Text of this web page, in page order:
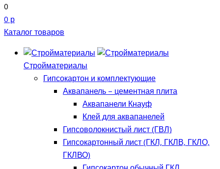
0
0 р
Каталог товаров
Стройматериалы
Гипсокартон и комплектующие
Аквапанель – цементная плита
Аквапанели Кнауф
Клей для аквапанелей
Гипсоволокнистый лист (ГВЛ)
Гипсокартонный лист (ГКЛ, ГКЛВ, ГКЛО,
ГКЛВО)